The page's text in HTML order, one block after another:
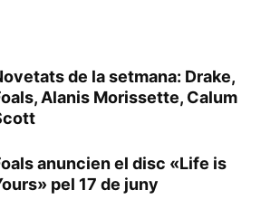
de la setmana: Drake,
Alanis Morissette, Calum
anuncien el disc «Life is
pel 17 de juny